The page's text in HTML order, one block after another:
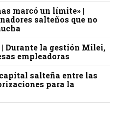
marcó un límite» |
salteños que no
Durante la gestión Milei,
empleadoras
salteña entre las
para la